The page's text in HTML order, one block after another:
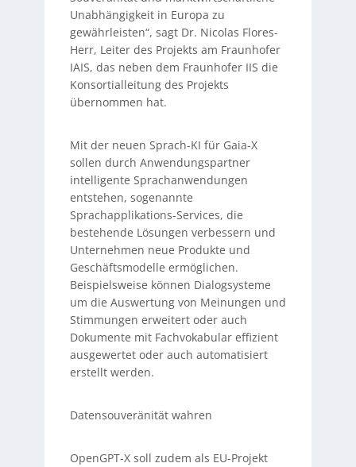
Unabhängigkeit in Europa zu
gewährleisten“, sagt Dr. Nicolas Flores-
Herr, Leiter des Projekts am Fraunhofer
IAIS, das neben dem Fraunhofer IIS die
Konsortialleitung des Projekts
übernommen hat.
Mit der neuen Sprach-KI für Gaia-X
sollen durch Anwendungspartner
intelligente Sprachanwendungen
entstehen, sogenannte
Sprachapplikations-Services, die
bestehende Lösungen verbessern und
Unternehmen neue Produkte und
Geschäftsmodelle ermöglichen.
Beispielsweise können Dialogsysteme
um die Auswertung von Meinungen und
Stimmungen erweitert oder auch
Dokumente mit Fachvokabular effizient
ausgewertet oder auch automatisiert
erstellt werden.
Datensouveränität wahren
OpenGPT-X soll zudem als EU-Projekt